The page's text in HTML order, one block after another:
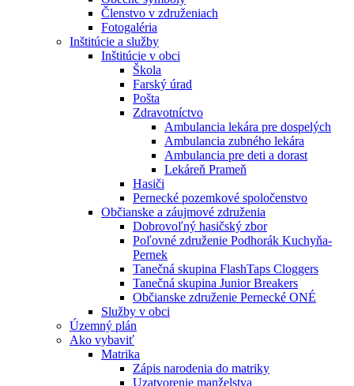
Členstvo v združeniach
Fotogaléria
Inštitúcie a služby
Inštitúcie v obci
Škola
Farský úrad
Pošta
Zdravotníctvo
Ambulancia lekára pre dospelých
Ambulancia zubného lekára
Ambulancia pre deti a dorast
Lekáreň Prameň
Hasiči
Pernecké pozemkové spoločenstvo
Občianske a záujmové združenia
Dobrovoľný hasičský zbor
Poľovné združenie Podhorák Kuchyňa-
Pernek
Tanečná skupina FlashTaps Cloggers
Tanečná skupina Junior Breakers
Občianske združenie Pernecké ONÉ
Služby v obci
Územný plán
Ako vybaviť
Matrika
Zápis narodenia do matriky
Uzatvorenie manželstva